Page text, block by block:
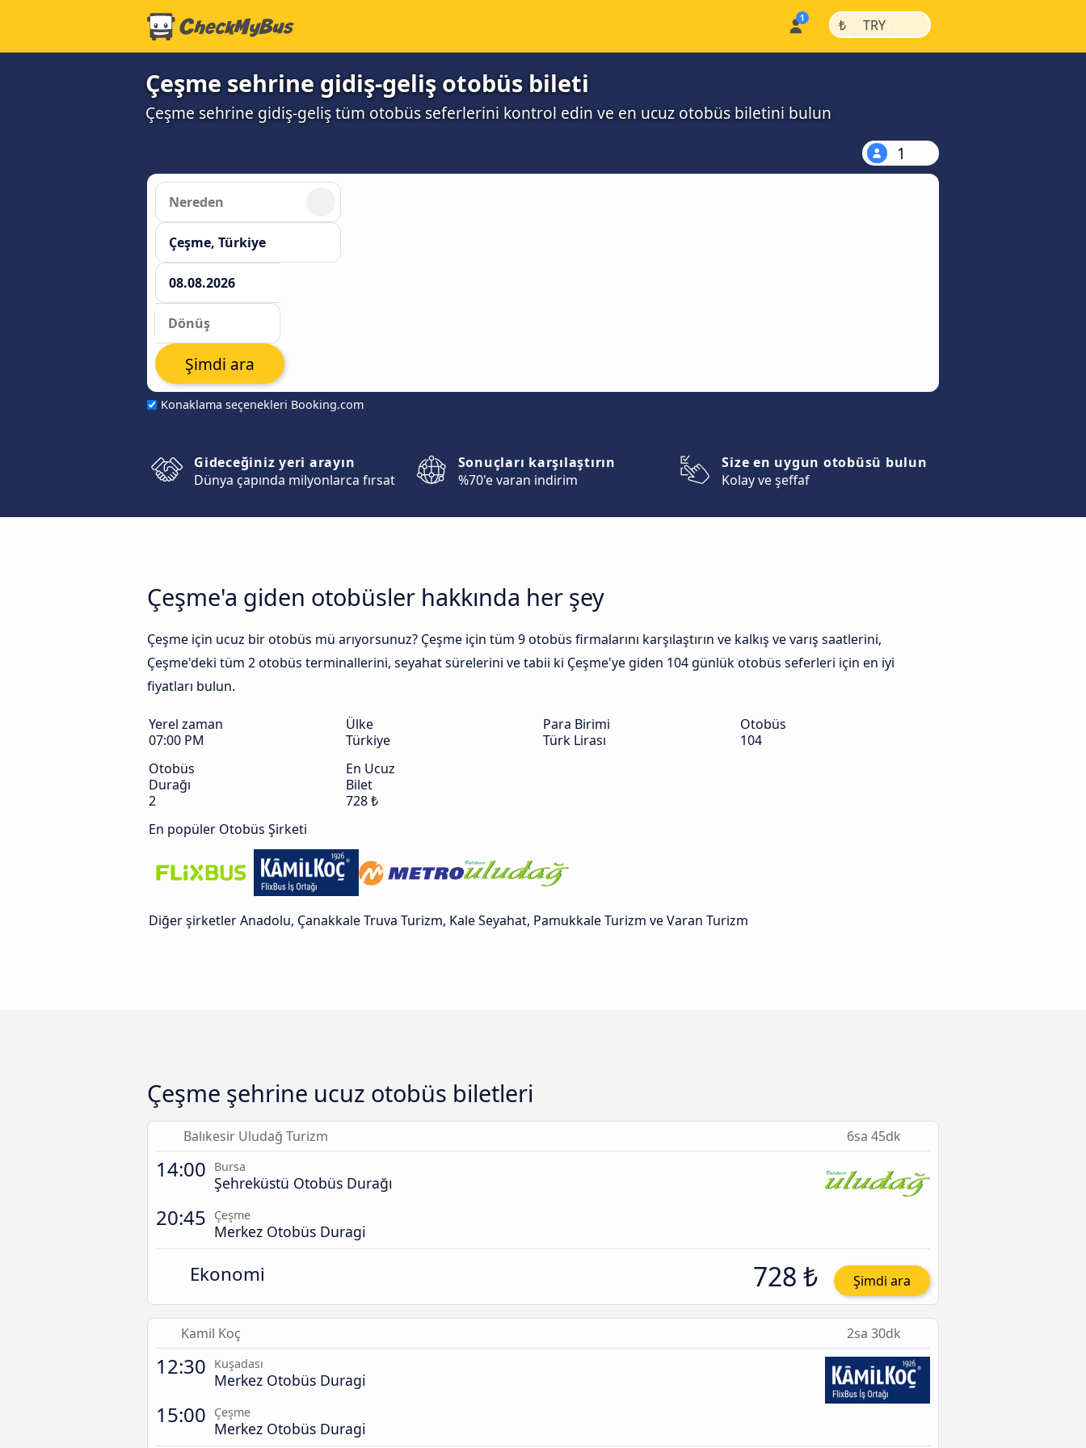
₺ | TRY |
Çeşme sehrine gidiş-geliş otobüs bileti
Çeşme sehrine gidiş-geliş tüm otobüs seferlerini kontrol edin ve en ucuz otobüs biletini bulun
1
Konaklama seçenekleri Booking.com
Şimdi ara
Gideceğiniz yeri arayın
Dünya çapında milyonlarca fırsat
Sonuçları karşılaştırın
%70'e varan indirim
Size en uygun otobüsü bulun
Kolay ve şeffaf
Çeşme'a giden otobüsler hakkında her şey
Çeşme için ucuz bir otobüs mü arıyorsunuz? Çeşme için tüm 9 otobüs firmalarını karşılaştırın ve kalkış ve varış saatlerini,
Çeşme'deki tüm 2 otobüs terminallerini, seyahat sürelerini ve tabii ki Çeşme'ye giden 104 günlük otobüs seferleri için en iyi
fiyatları bulun.
Yerel zaman
07:00 PM
Ülke
Türkiye
Para Birimi
Türk Lirası
Otobüs
104
Otobüs
Durağı
2
En Ucuz
Bilet
728 ₺
En popüler Otobüs Şirketi
Diğer şirketler Anadolu, Çanakkale Truva Turizm, Kale Seyahat, Pamukkale Turizm ve Varan Turizm
Çeşme şehrine ucuz otobüs biletleri
Balıkesir Uludağ Turizm 6sa 45dk
14:00 Bursa
Şehreküstü Otobüs Durağı
20:45 Çeşme
Merkez Otobüs Duragi
Ekonomi 728 ₺ Şimdi ara
Kamil Koç 2sa 30dk
12:30 Kuşadası
Merkez Otobüs Duragi
15:00 Çeşme
Merkez Otobüs Duragi